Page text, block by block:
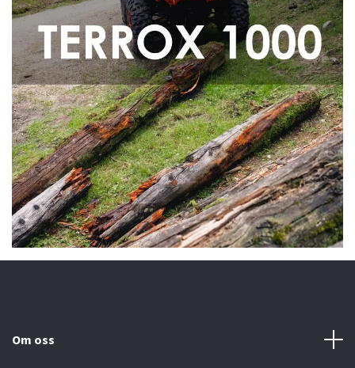
Om oss